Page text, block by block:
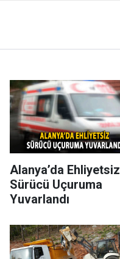
Alanya’da Ehliyetsiz
Sürücü Uçuruma
Yuvarlandı